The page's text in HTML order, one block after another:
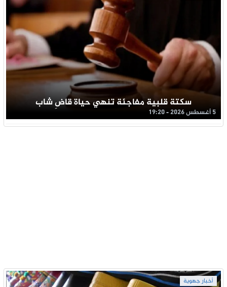
سكتة قلبية مفاجئة تنهي حياة قاضِ شاب
5 أغسطس 2026 - 19:20
أخبار جهوية